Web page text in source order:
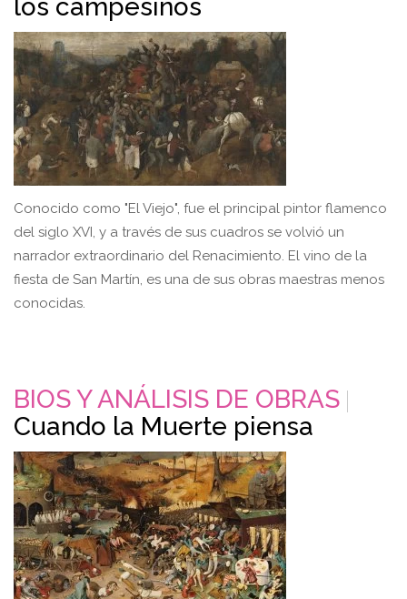
los campesinos
Conocido como "El Viejo", fue el principal pintor flamenco
del siglo XVI, y a través de sus cuadros se volvió un
narrador extraordinario del Renacimiento. El vino de la
fiesta de San Martín, es una de sus obras maestras menos
conocidas.
BIOS Y ANÁLISIS DE OBRAS
Cuando la Muerte piensa